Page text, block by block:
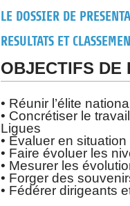
LE DOSSIER DE
RESULTATS ET
OBJECTIFS DE
• Réunir l’élite
• Concrétiser le
Ligues
• Evaluer en
• Faire évoluer les
• Mesurer les
• Forger des
• Fédérer dirigeants